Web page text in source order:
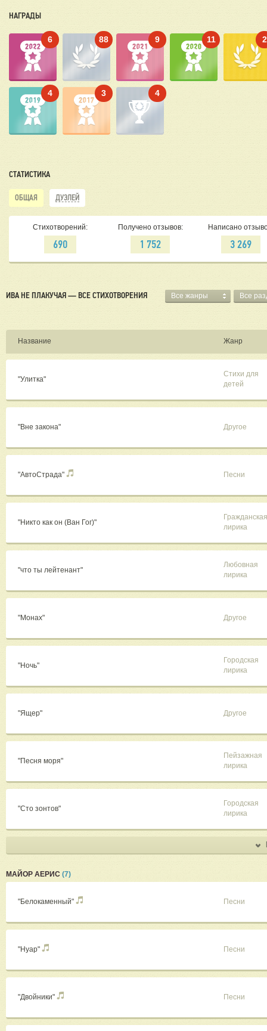
НАГРАДЫ
6 88 9 11 2
4 3 4
СТАТИСТИКА
ОБЩАЯ ДУЭЛЕЙ
Стихотворений:
690
Получено отзывов:
1 752
Написано
3 269
ИВА НЕ ПЛАКУЧАЯ — ВСЕ СТИХОТВОРЕНИЯ Все жанры Все
Название Жанр
"Улитка"
Стихи для
детей
"Вне закона" Другое
"АвтоСтрада" Песни
"Никто как он (Ван Гог)"
Гражданская
лирика
"что ты лейтенант"
Любовная
лирика
"Монах" Другое
"Ночь"
Городская
лирика
"Ящер" Другое
"Песня моря"
Пейзажная
лирика
"Сто зонтов"
Городская
лирика
МАЙОР АЕРИС (7)
"Белокаменный" Песни
"Нуар" Песни
"Двойники" Песни